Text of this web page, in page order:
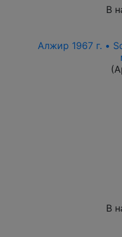
В
Алжир 1967 г. •
В